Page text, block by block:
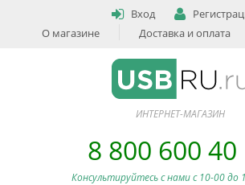
Вход
О магазине
Доставка и оплата
ИНТЕРНЕТ-МАГАЗИН
8 800 600 40
Консультируйтесь с нами c 10-00 до